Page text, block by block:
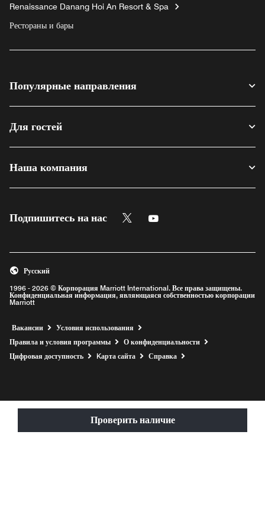
Проверить наличие
Renaissance Danang Hoi An Resort & Spa
Рестораны и бары
Популярные направления
Для гостей
Наша компания
Подпишитесь на нас Twitter
Opens a new window
Opens a new window
1996 - 2026 © Корпорация Marriott International. Все права защищены.
Конфиденциальная информация, являющаяся собственностью корпорации
Marriott
Русский
Вакансии Opens a new window
Условия использования
Правила и условия программы
О конфиденциальности
Цифровая доступность
Kарта сайта Справка